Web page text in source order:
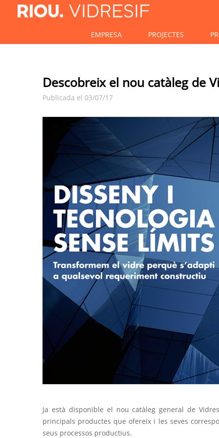
EMPRESA PROJECTES
Descobreix el nou catàleg de
Publicada el 03/07/17
Ja està disponible el nou catàleg general de
principals productes que ofereix i les seves
seus processos productius.